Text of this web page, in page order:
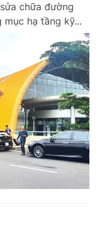
chữa đường
hạ tầng kỹ...